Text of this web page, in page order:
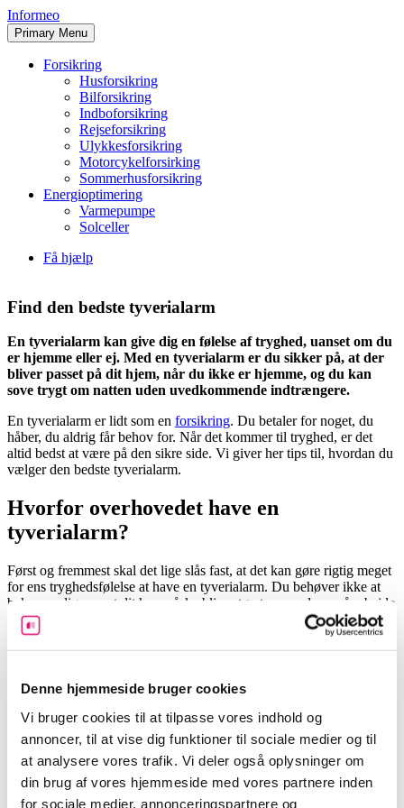
Denne hjemmeside bruger cookies
Vi bruger cookies til at tilpasse vores indhold og
annoncer, til at vise dig funktioner til sociale medier og til
at analysere vores trafik. Vi deler også oplysninger om
din brug af vores hjemmeside med vores partnere inden
for sociale medier, annonceringspartnere og
Skip
to
content
Informeo
Primary Menu
Forsikring
Husforsikring
Bilforsikring
Indboforsikring
Rejseforsikring
Ulykkesforsikring
Motorcykelforsirking
Sommerhusforsikring
Energioptimering
Varmepumpe
Solceller
Få hjælp
Find den bedste tyverialarm
En tyverialarm kan give dig en følelse af tryghed, uanset om du
er hjemme eller ej. Med en tyverialarm er du sikker på, at der
bliver passet på dit hjem, når du ikke er hjemme, og du kan
sove trygt om natten uden uvedkommende indtrængere.
En tyverialarm er lidt som en forsikring. Du betaler for noget, du
håber, du aldrig får behov for. Når det kommer til tryghed, er det
altid bedst at være på den sikre side. Vi giver her tips til, hvordan du
vælger den bedste tyverialarm.
Hvorfor overhovedet have en
tyverialarm?
Først og fremmest skal det lige slås fast, at det kan gøre rigtig meget
for ens tryghedsfølelse at have en tyverialarm. Du behøver ikke at
bekymre dig om, at dit hus måske bliver tømt, mens du er på arbejde
eller ferie. Derudover skal du ikke frygte at lægge dig til at sove om
natten. Der er nemlig langt mindre risiko for tyveri om natten, når
man har en tyverialarm.
Er du stadig i tvivl, om det kan betale sig at anskaffe dig en
tyverialarm, kan du forsøge dig med dette lille tankeeksperiment.
Det er mandag. Du har været på arbejde hele dagen og kører nu ind
i indkørslen, hvor du glæder dig over, at du endelig er hjemme. Du
bliver dog mødt af en hoveddør, der er blevet brækket op. Du bliver
lidt skræmt af situationen og tøver med at gå ind. Hvad nu, hvis de
stadig er der? Du sniger dig forsigtigt ind i huset for at opdage, at de
nærmest har endevendt hele dit hjem. Samtlige skuffer og skabe står